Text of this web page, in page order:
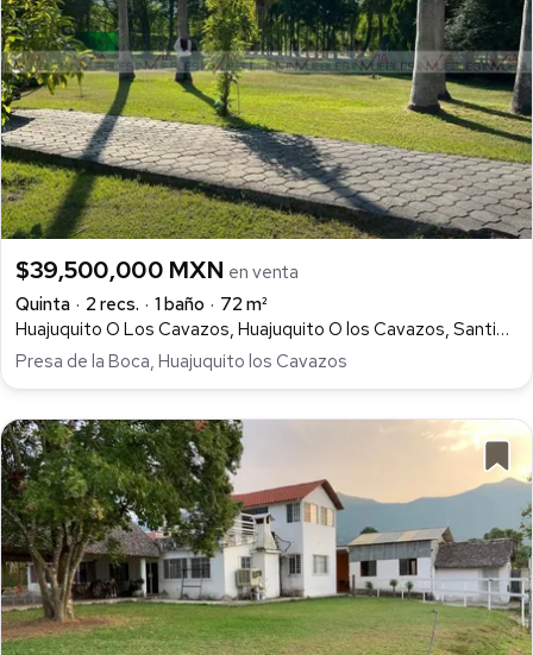
$39,500,000 MXN en venta
Quinta
2 recs. 1 baño
72 m²
Huajuquito O Los Cavazos, Huajuquito O los Cavazos, Santiago
Presa de la Boca, Huajuquito los Cavazos